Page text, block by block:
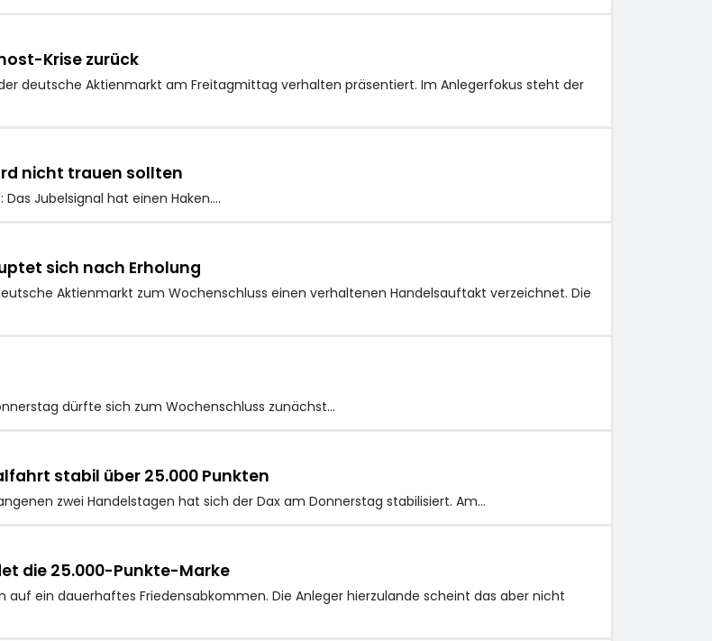
Krise zurück
deutsche Aktienmarkt am Freitagmittag verhalten präsentiert. Im Anlegerfokus steht der
nicht trauen sollten
Jubelsignal hat einen Haken.…
sich nach Erholung
Aktienmarkt zum Wochenschluss einen verhaltenen Handelsauftakt verzeichnet. Die
dürfte sich zum Wochenschluss zunächst…
stabil über 25.000 Punkten
zwei Handelstagen hat sich der Dax am Donnerstag stabilisiert. Am…
die 25.000-Punkte-Marke
ein dauerhaftes Friedensabkommen. Die Anleger hierzulande scheint das aber nicht